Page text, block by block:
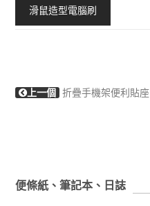
滑鼠造型電腦刷
上一個 折疊手機架便利貼座
便條紙、筆記本、日誌